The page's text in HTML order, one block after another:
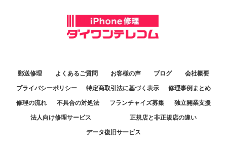
郵送修理 よくあるご質問 お客様の声 ブログ 会社概要
プライバシーポリシー 特定商取引法に基づく表示 修理事例まとめ
修理の流れ 不具合の対処法 フランチャイズ募集 独立開業支援
法人向け修理サービス 正規店と非正規店の違い
データ復旧サービス